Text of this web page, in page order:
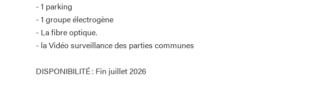
- 1 parking
- 1 groupe électrogène
- La fibre optique.
- la Vidéo surveillance des parties communes
DISPONIBILITÉ : Fin juillet 2026